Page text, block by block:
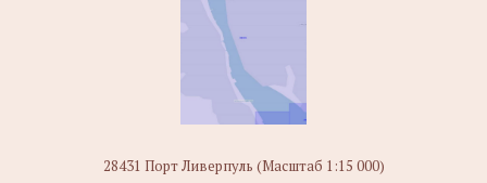
28431 Порт Ливерпуль (Масштаб 1:15 000)